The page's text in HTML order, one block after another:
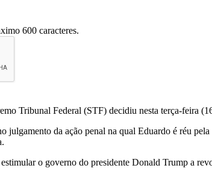
600 caracteres.
Tribunal Federal (STF) decidiu nesta terça-feira
da ação penal na qual Eduardo é réu
o governo do presidente Donald Trump a